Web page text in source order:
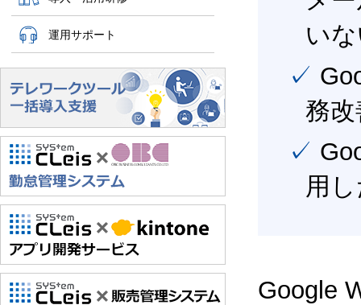
運用サポート
い
✓ Google Workspace（旧G Suite） を活用し、業
務
✓ Google Workspace（旧G Suite） を最大限に活
用
Google